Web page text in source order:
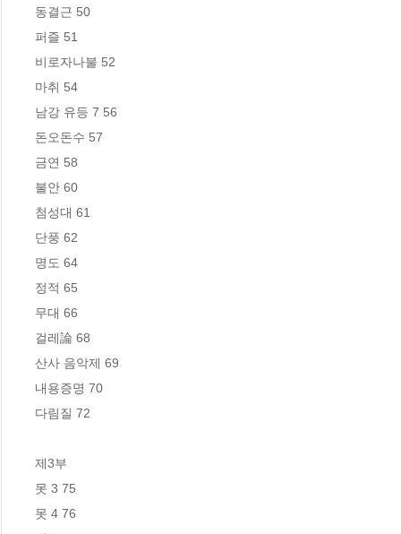
동결근 50
퍼즐 51
비로자나불 52
마취 54
남강 유등 7 56
돈오돈수 57
금연 58
불안 60
첨성대 61
단풍 62
명도 64
정적 65
무대 66
걸레論 68
산사 음악제 69
내용증명 70
다림질 72
제3부
못 3 75
못 4 76